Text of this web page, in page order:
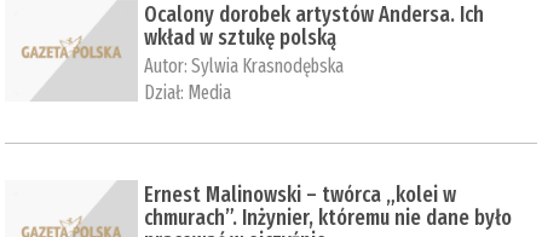
Ocalony dorobek artystów Andersa. Ich
wkład w sztukę polską
Autor:Sylwia Krasnodębska
Dział: Media
Ernest Malinowski – twórca „kolei w
chmurach”. Inżynier, któremu nie dane było